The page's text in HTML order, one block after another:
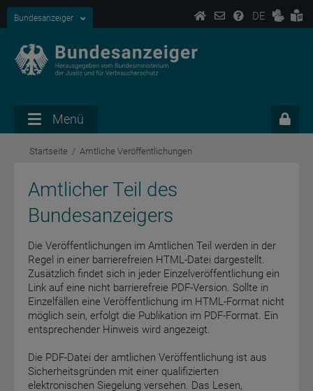
Bundesanzeiger DE
Menü
Startseite Amtliche Veröffentlichungen
Amtlicher Teil des
Bundesanzeigers
Die Veröffentlichungen im Amtlichen Teil werden in der
Regel in einer barrierefreien HTML-Datei dargestellt.
Zusätzlich findet sich in jeder Einzelveröffentlichung ein
Link auf eine nicht barrierefreie PDF-Version. Sollte in
Einzelfällen eine Veröffentlichung im HTML-Format nicht
möglich sein, erfolgt die Publikation im PDF-Format. Ein
entsprechender Hinweis wird angezeigt.
Die PDF-Datei der amtlichen Veröffentlichung ist aus
Sicherheitsgründen mit einer qualifizierten
elektronischen Siegelung versehen. Das Lesen,